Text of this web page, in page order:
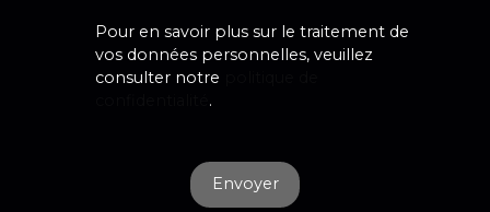
Pour en savoir plus sur le traitement de
vos données personnelles, veuillez
consulter notre
.
Envoyer